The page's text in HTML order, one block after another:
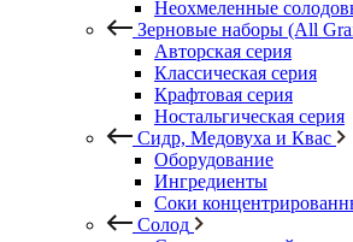
Неохмеленные
Зерновые наборы (All
Авторская серия
Классическая серия
Крафтовая серия
Ностальгическая серия
Сидр, Медовуха и Квас
Оборудование
Ингредиенты
Соки
Солод